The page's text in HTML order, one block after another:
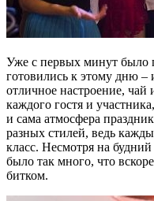
Уже с первых минут было
готовились к этому дню –
отличное настроение,
каждого гостя и
и сама атмосфера
разных стилей, ведь
класс. Несмотря на
было так много, что
битком.